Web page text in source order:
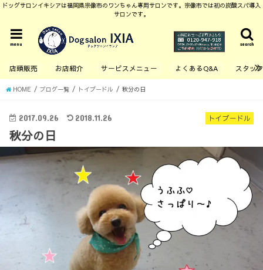
ドッグサロンイキシアは福岡県宗像市のワンちゃん専用サロンです。宗像市では初の炭酸スパ導入
サロンです。
search
menu
店頭販売 お店紹介 サービスメニュー よくあるQ&A スタッ
HOME ブログ一覧 トイプードル 秋分の日
トイプードル
2017.09.26 2018.11.26
秋分の日